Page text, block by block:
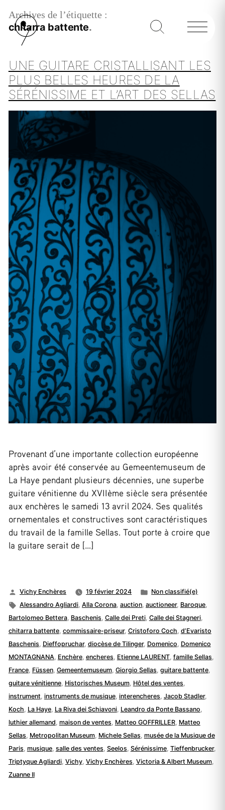
Archives de l’étiquette :
chitarra battente
UNE GUITARE CRISTALLISANT LES
PLUS BELLES HEURES DE LA
SÉRÉNISSIME ET L’ART DES SELLAS
Provenant d’une importante collection européenne
après avoir été conservée au Gemeentemuseum de
La Haye pendant plusieurs décennies, une superbe
guitare vénitienne du XVIIème siècle sera présentée
aux enchères le samedi 13 avril 2024. Ses qualités
ornementales et constructives sont caractéristiques
du travail de la famille Sellas. Tout porte à croire que
la guitare serait de […]
Publié
par
Vichy Enchères 19 février 2024
Publié
dans
Non classifié(e)
Étiquettes :
Alessandro Agliardi ,Alla Corona ,auction ,auctioneer, Baroque
Bartolomeo Bettera, Baschenis Calle dei Preti, Calle dei Stagneri,
chitarra battente, commissaire-priseur, Cristoforo Coch d’Evaristo
Baschenis Dieffopruchar, diocèse de Tilinger, Domenico Domenico
MONTAGNANA Enchère, encheres Etienne LAURENT, famille Sellas
France, Füssen, Gemeentemuseum, Giorgio Sellas guitare battente,
guitare vénitienne, Historisches Museum, Hôtel des ventes
instrument instruments de musique, interencheres Jacob Stadler,
Koch La Haye, La Riva dei Schiavoni, Leandro da Ponte Bassano
luthier allemand maison de ventes Matteo GOFFRILLER, Matteo
Sellas Metropolitan Museum, Michele Sellas musée de la Musique de
Paris musique, salle des ventes Seelos Sérénissime, Tieffenbrucker,
Triptyque Agliardi, Vichy, Vichy Enchères Victoria & Albert Museum,
Zuanne II